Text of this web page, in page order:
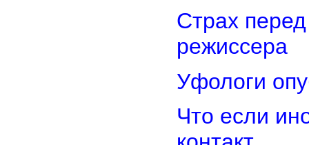
Страх
режиссера
Уфологи
Что если